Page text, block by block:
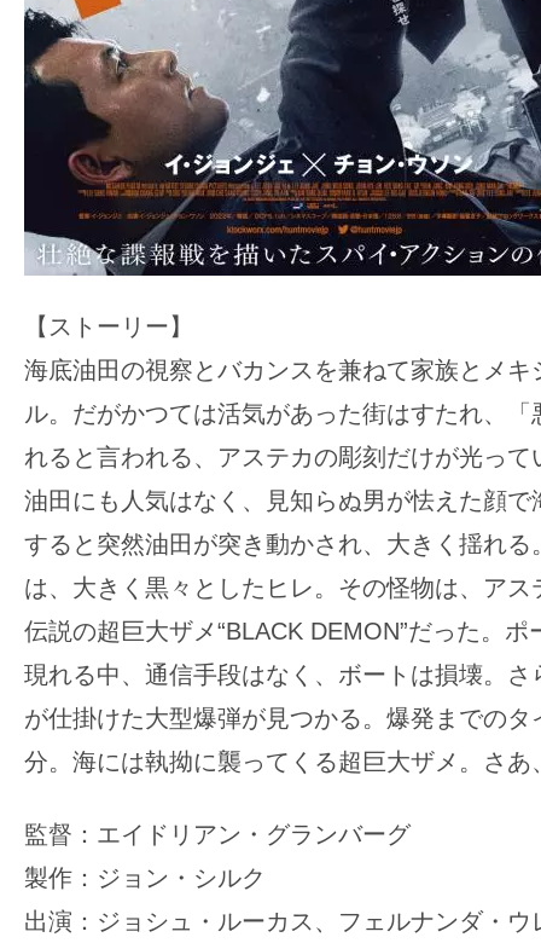
【ストーリー】
海底油田の視察とバカンスを兼ねて家族とメキ
ル。だがかつては活気があった街はすたれ、
れると言われる、アステカの彫刻だけが光っ
油田にも人気はなく、見知らぬ男が怯えた顔で
すると突然油田が突き動かされ、大きく揺れる
は、大きく黒々としたヒレ。その怪物は、ア
伝説の超巨大ザメ“BLACK DEMON”だった。
現れる中、通信手段はなく、ボートは損壊。さ
が仕掛けた大型爆弾が見つかる。爆発までのタ
分。海には執拗に襲ってくる超巨大ザメ。さあ
監督：エイドリアン・グランバーグ
製作：ジョン・シルク
出演：ジョシュ・ルーカス、フェルナンダ・